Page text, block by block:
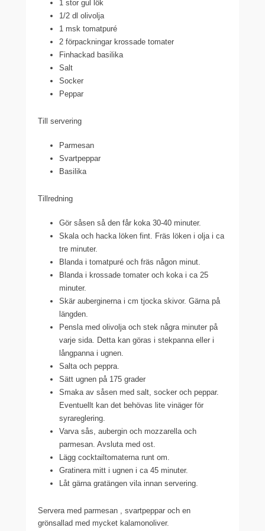
1 stor gul lök
1/2 dl olivolja
1 msk tomatpuré
2 förpackningar krossade tomater
Finhackad basilika
Salt
Socker
Peppar
Till servering
Parmesan
Svartpeppar
Basilika
Tillredning
Gör såsen så den får koka 30-40 minuter.
Skala och hacka löken fint. Fräs löken i olja i ca
tre minuter.
Blanda i tomatpuré och fräs någon minut.
Blanda i krossade tomater och koka i ca 25
minuter.
Skär auberginerna i cm tjocka skivor. Gärna på
längden.
Pensla med olivolja och stek några minuter på
varje sida. Detta kan göras i stekpanna eller i
långpanna i ugnen.
Salta och peppra.
Sätt ugnen på 175 grader
Smaka av såsen med salt, socker och peppar.
Eventuellt kan det behövas lite vinäger för
syrareglering.
Varva sås, aubergin och mozzarella och
parmesan. Avsluta med ost.
Lägg cocktailtomaterna runt om.
Gratinera mitt i ugnen i ca 45 minuter.
Låt gärna gratängen vila innan servering.
Servera med parmesan , svartpeppar och en
grönsallad med mycket kalamonoliver.